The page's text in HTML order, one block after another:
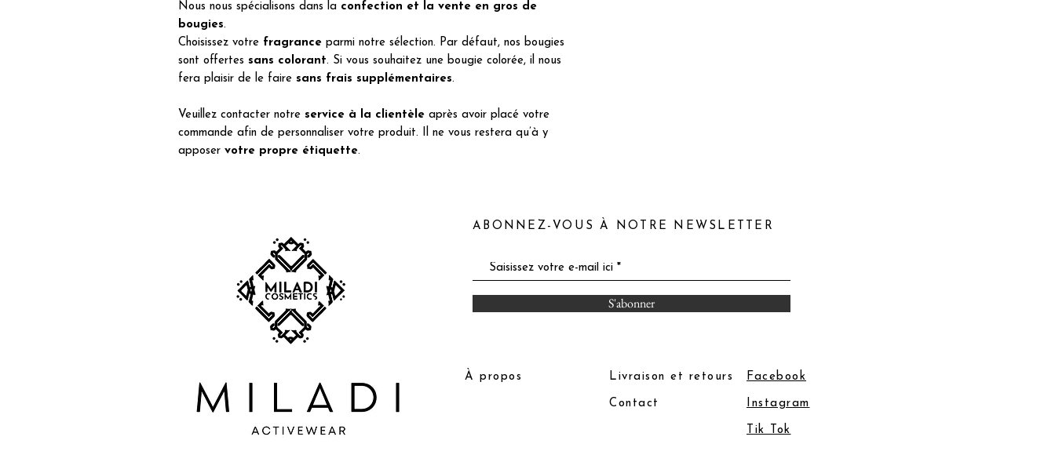
Nous nous spécialisons dans la confection et la vente en gros de
bougies.
Choisissez votre fragrance parmi notre sélection. Par défaut, nos bougies
sont offertes sans colorant. Si vous souhaitez une bougie colorée, il nous
fera plaisir de le faire sans frais supplémentaires.
Veuillez contacter notre service à la clientèle après avoir placé votre
commande afin de personnaliser votre produit. Il ne vous restera qu’à y
apposer votre propre étiquette.
ABONNEZ-VOUS À NOTRE NEWSLETTER
S'abonner
À propos Livraison et retours
Contact
Facebook
Instagram
Tik Tok